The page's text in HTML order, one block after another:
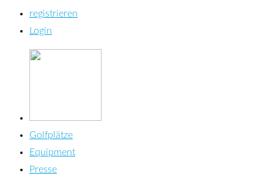
registrieren
Login
Golfplätze
Equipment
Presse